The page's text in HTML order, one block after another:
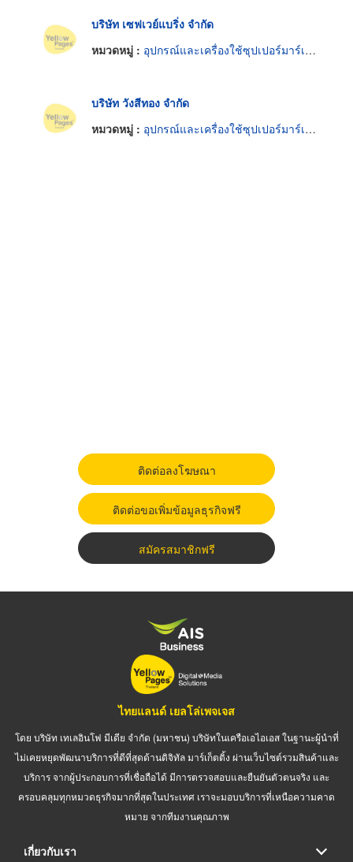
บริษัท เซฟเวย์แบริ่ง จำกัด
หมวดหมู่ : อุปกรณ์และเครื่องใช้ซุปเปอร์มาร์เก็ต
บริษัท วังสีทอง จำกัด
หมวดหมู่ : อุปกรณ์และเครื่องใช้ซุปเปอร์มาร์เก็ต
ติดต่อลงโฆษณา
ติดต่อขอเพิ่มข้อมูลธุรกิจฟรี
สมัครสมาชิกฟรี
ไทยแลนด์ เยลโล่เพจเจส
โดย บริษัท เทเลอินโฟ มีเดีย จำกัด (มหาชน) บริษัทในเครือเอไอเอส ในฐานะผู้นำที่
ไม่เคยหยุดพัฒนาบริการที่ดีที่สุดด้านดิจิทัล มาร์เก็ตติ้ง ผ่านเว็บไซต์รวมสินค้าและ
บริการ จากผู้ประกอบการที่เชื่อถือได้ มีการตรวจสอบและยืนยันตัวตนจริง และ
ครอบคลุมทุกหมวดธุรกิจมากที่สุดในประเทศ เราจะมอบบริการที่เหนือความคาด
หมาย จากทีมงานคุณภาพ
เกี่ยวกับเรา